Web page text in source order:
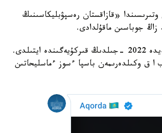
وتىرىسىندا «قازاقستان رەسپۋبليكاسىنىڭ
زاڭ جوباسىن ماقۇلدادى.
ەلورداعا «استانا» اتاۋىن قايتارۋ تۋرالى باستاما رەسمي دەڭگەيدە 2022 -جىلدىڭ قىركۇيەگىندە ايتىلدى.
ا ق وكىلدەرىمەن باسپا ءسوز ءماسليحاتىن